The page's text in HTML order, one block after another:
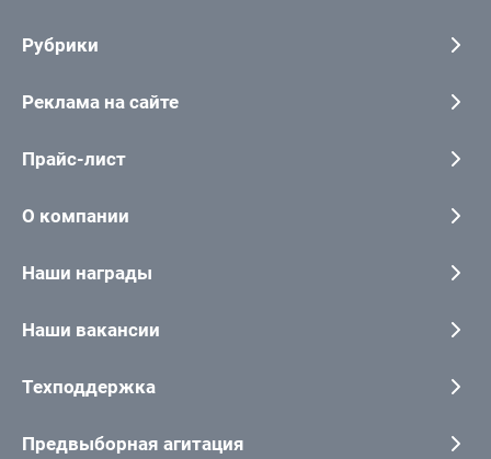
Рубрики
Реклама на сайте
Прайс-лист
О компании
Наши награды
Наши вакансии
Техподдержка
Предвыборная агитация